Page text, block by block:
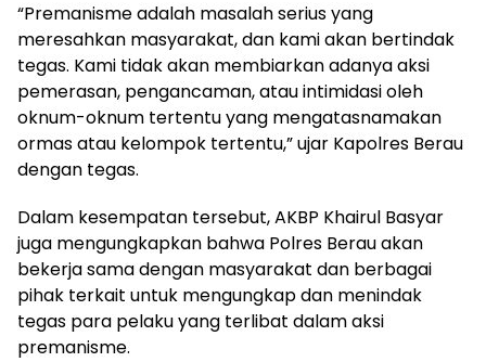
“Premanisme adalah masalah serius yang
meresahkan masyarakat, dan kami akan bertindak
tegas. Kami tidak akan membiarkan adanya aksi
pemerasan, pengancaman, atau intimidasi oleh
oknum-oknum tertentu yang mengatasnamakan
ormas atau kelompok tertentu,” ujar Kapolres Berau
dengan tegas.
Dalam kesempatan tersebut, AKBP Khairul Basyar
juga mengungkapkan bahwa Polres Berau akan
bekerja sama dengan masyarakat dan berbagai
pihak terkait untuk mengungkap dan menindak
tegas para pelaku yang terlibat dalam aksi
premanisme.